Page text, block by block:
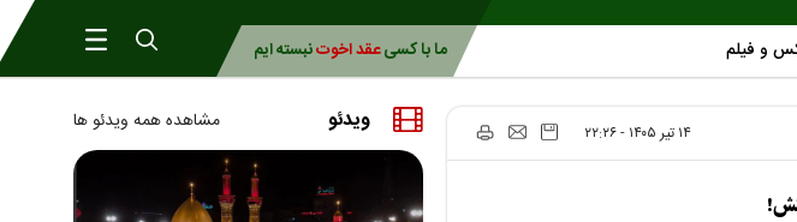
و فیلم ما با کسیعقد اخوتنبسته ایم
۱۴ تير ۱۴۰۵ - ۲۲:۲۶ ویدئو مشاهده همه ویدئو ها